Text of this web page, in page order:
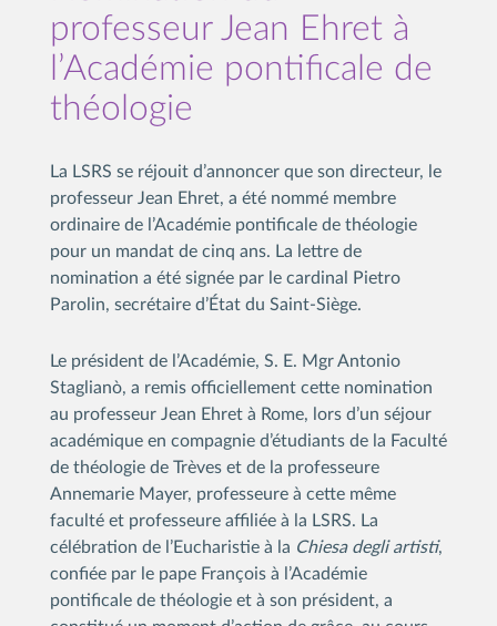
professeur Jean Ehret à
l’Académie pontificale de
théologie
La LSRS se réjouit d’annoncer que son directeur, le
professeur Jean Ehret, a été nommé membre
ordinaire de l’Académie pontificale de théologie
pour un mandat de cinq ans. La lettre de
nomination a été signée par le cardinal Pietro
Parolin, secrétaire d’État du Saint-Siège.
Le président de l’Académie, S. E. Mgr Antonio
Staglianò, a remis officiellement cette nomination
au professeur Jean Ehret à Rome, lors d’un séjour
académique en compagnie d’étudiants de la Faculté
de théologie de Trèves et de la professeure
Annemarie Mayer, professeure à cette même
faculté et professeure affiliée à la LSRS. La
célébration de l’Eucharistie à la Chiesa degli artisti,
confiée par le pape François à l’Académie
pontificale de théologie et à son président, a